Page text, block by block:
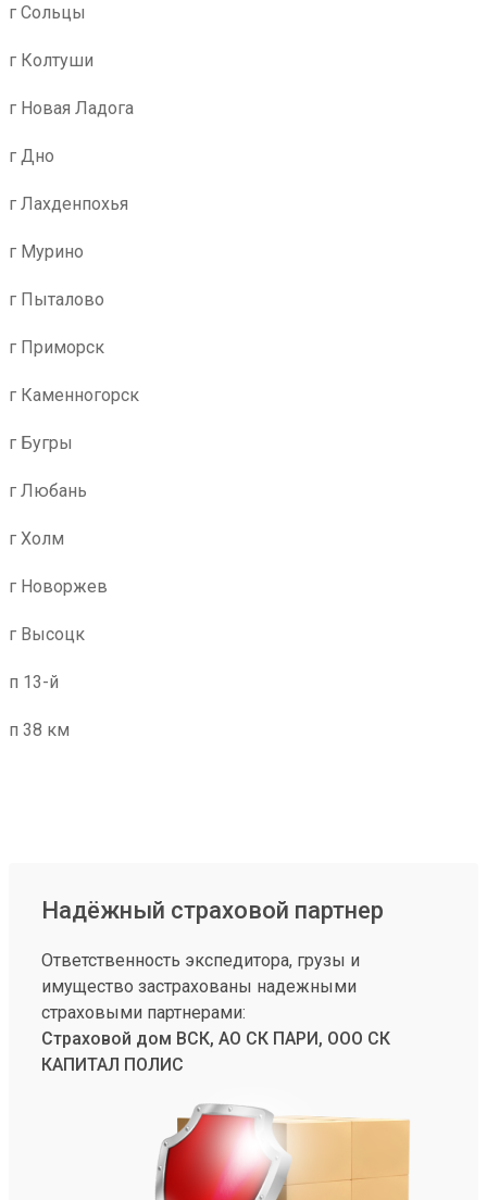
г Сольцы
г Колтуши
г Новая Ладога
г Дно
г Лахденпохья
г Мурино
г Пыталово
г Приморск
г Каменногорск
г Бугры
г Любань
г Холм
г Новоржев
г Высоцк
п 13-й
п 38 км
Надёжный страховой партнер
Ответственность экспедитора, грузы и
имущество застрахованы надежными
страховыми партнерами:
Страховой дом ВСК, АО СК ПАРИ, ООО СК
КАПИТАЛ ПОЛИС